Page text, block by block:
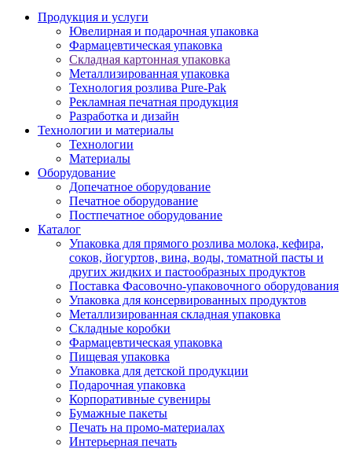
Продукция и услуги
Ювелирная и подарочная упаковка
Фармацевтическая упаковка
Складная картонная упаковка
Металлизированная упаковка
Технология розлива Pure-Pak
Рекламная печатная продукция
Разработка и дизайн
Технологии и материалы
Технологии
Материалы
Оборудование
Допечатное оборудование
Печатное оборудование
Постпечатное оборудование
Каталог
Упаковка для прямого розлива молока, кефира,
соков, йогуртов, вина, воды, томатной пасты и
других жидких и пастообразных продуктов
Поставка Фасовочно-упаковочного оборудования
Упаковка для консервированных продуктов
Металлизированная складная упаковка
Складные коробки
Фармацевтическая упаковка
Пищевая упаковка
Упаковка для детской продукции
Подарочная упаковка
Корпоративные сувениры
Бумажные пакеты
Печать на промо-материалах
Интерьерная печать